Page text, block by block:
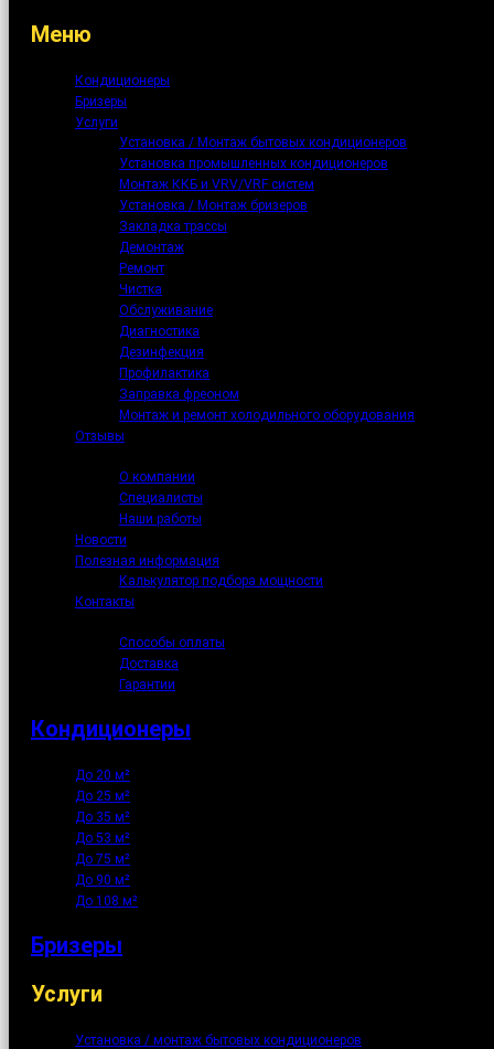
Меню
Кондиционеры
Бризеры
Услуги
Установка / Монтаж бытовых кондиционеров
Установка промышленных кондиционеров
Монтаж ККБ и VRV/VRF систем
Установка / Монтаж бризеров
Закладка трассы
Демонтаж
Ремонт
Чистка
Обслуживание
Диагностика
Дезинфекция
Профилактика
Заправка фреоном
Монтаж и ремонт холодильного оборудования
Отзывы
О компании
Специалисты
Наши работы
Новости
Полезная информация
Калькулятор подбора мощности
Контакты
Способы оплаты
Доставка
Гарантии
Кондиционеры
До 20 м²
До 25 м²
До 35 м²
До 53 м²
До 75 м²
До 90 м²
До 108 м²
Бризеры
Услуги
Установка / монтаж бытовых кондиционеров